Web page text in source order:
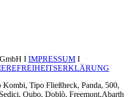
I IMPRESSUM I
Tipo Fließheck, Panda, 500,
Qubo, Doblò, Freemont,Abarth